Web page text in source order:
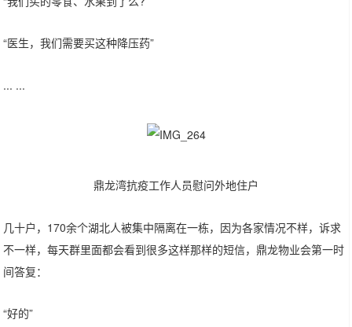
“医生，我们需要买这种降压药”
... ...
鼎龙湾抗疫工作人员慰问外地住户
几十户，170余个湖北人被集中隔离在一栋，因为各家情况不样，诉求
不一样，每天群里面都会看到很多这样那样的短信，鼎龙物业会第一时
间答复：
“好的”